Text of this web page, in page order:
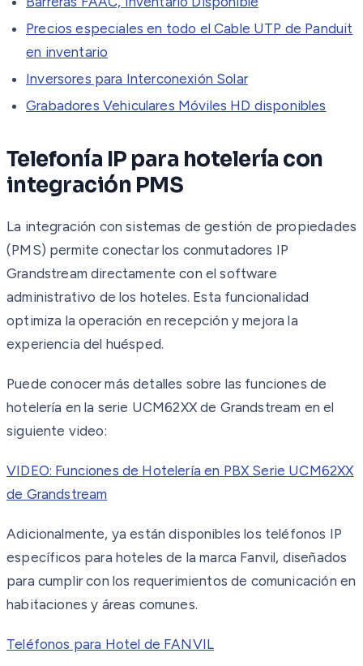
Precios especiales en todo el Cable UTP de Panduit
en inventario
Inversores para Interconexión Solar
Grabadores Vehiculares Móviles HD disponibles
Telefonía IP para hotelería con
integración PMS
La integración con sistemas de gestión de propiedades
(PMS) permite conectar los conmutadores IP
Grandstream directamente con el software
administrativo de los hoteles. Esta funcionalidad
optimiza la operación en recepción y mejora la
experiencia del huésped.
Puede conocer más detalles sobre las funciones de
hotelería en la serie UCM62XX de Grandstream en el
siguiente video:
VIDEO: Funciones de Hotelería en PBX Serie UCM62XX
de Grandstream
Adicionalmente, ya están disponibles los teléfonos IP
específicos para hoteles de la marca Fanvil, diseñados
para cumplir con los requerimientos de comunicación en
habitaciones y áreas comunes.
Teléfonos para Hotel de FANVIL